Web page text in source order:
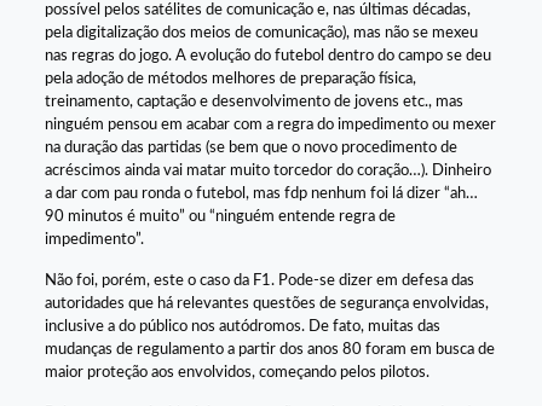
possível pelos satélites de comunicação e, nas últimas décadas,
pela digitalização dos meios de comunicação), mas não se mexeu
nas regras do jogo. A evolução do futebol dentro do campo se deu
pela adoção de métodos melhores de preparação física,
treinamento, captação e desenvolvimento de jovens etc., mas
ninguém pensou em acabar com a regra do impedimento ou mexer
na duração das partidas (se bem que o novo procedimento de
acréscimos ainda vai matar muito torcedor do coração…). Dinheiro
a dar com pau ronda o futebol, mas fdp nenhum foi lá dizer “ah…
90 minutos é muito” ou “ninguém entende regra de
impedimento”.
Não foi, porém, este o caso da F1. Pode-se dizer em defesa das
autoridades que há relevantes questões de segurança envolvidas,
inclusive a do público nos autódromos. De fato, muitas das
mudanças de regulamento a partir dos anos 80 foram em busca de
maior proteção aos envolvidos, começando pelos pilotos.